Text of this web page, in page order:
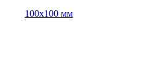
100х100 мм